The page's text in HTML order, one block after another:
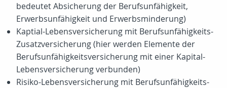
bedeutet Absicherung der Berufsunfähigkeit,
Erwerbsunfähigkeit und Erwerbsminderung)
Kaptial-Lebensversicherung mit Berufsunfähigkeits-
Zusatzversicherung (hier werden Elemente der
Berufsunfähigkeitsversicherung mit einer Kapital-
Lebensversicherung verbunden)
Risiko-Lebensversicherung mit Berufsunfähigkeits-